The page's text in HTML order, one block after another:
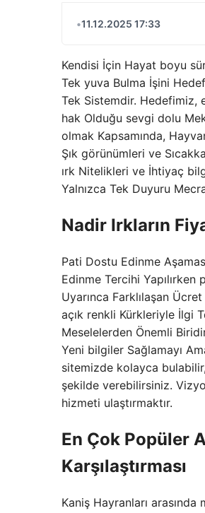
•11.12.2025 17:33
Kendisi İçin Hayat boyu
Tek yuva Bulma İşini
Tek Sistemdir. Hedefimiz,
hak Olduğu sevgi dolu
olmak Kapsamında,
Şık görünümleri ve
ırk Nitelikleri ve İhtiyaç
Yalnızca Tek Duyuru
Nadir Irkların
Pati Dostu Edinme
Edinme Tercihi
Uyarınca Farklılaşan
açık renkli Kürkleriyle İlgi
Meselelerden Önemli
Yeni bilgiler Sağlamayı
sitemizde kolayca
şekilde verebilirsiniz.
hizmeti ulaştırmaktır.
En Çok Popüler
Karşılaştırması
Kaniş Hayranları